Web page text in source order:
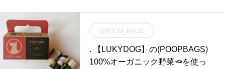
GROOM_HAUS
. 【LUKYDOG】の(POOPBAGS)
100%オーガニック野菜🥕を使っ